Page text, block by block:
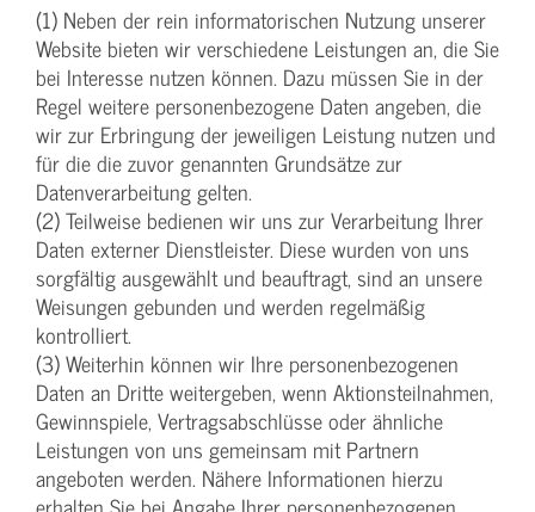
(1) Neben der rein informatorischen Nutzung unserer
Website bieten wir verschiedene Leistungen an, die Sie
bei Interesse nutzen können. Dazu müssen Sie in der
Regel weitere personenbezogene Daten angeben, die
wir zur Erbringung der jeweiligen Leistung nutzen und
für die die zuvor genannten Grundsätze zur
Datenverarbeitung gelten.
(2) Teilweise bedienen wir uns zur Verarbeitung Ihrer
Daten externer Dienstleister. Diese wurden von uns
sorgfältig ausgewählt und beauftragt, sind an unsere
Weisungen gebunden und werden regelmäßig
kontrolliert.
(3) Weiterhin können wir Ihre personenbezogenen
Daten an Dritte weitergeben, wenn Aktionsteilnahmen,
Gewinnspiele, Vertragsabschlüsse oder ähnliche
Leistungen von uns gemeinsam mit Partnern
angeboten werden. Nähere Informationen hierzu